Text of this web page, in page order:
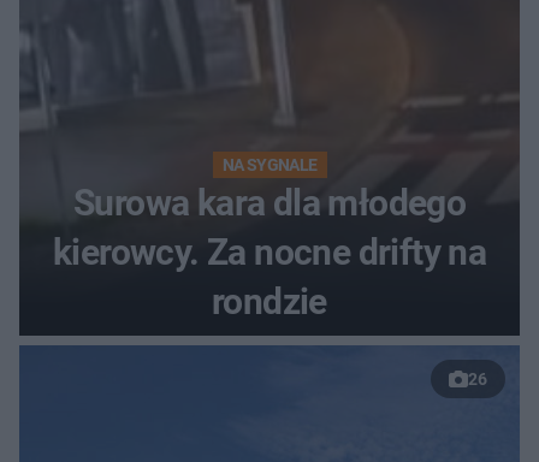
NA SYGNALE
Surowa kara dla młodego
kierowcy. Za nocne drifty na
rondzie
26